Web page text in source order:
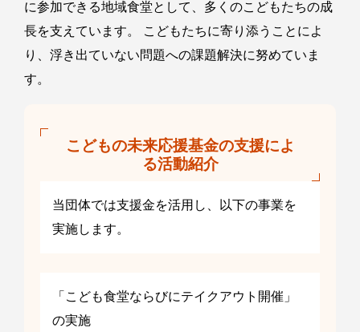
に参加できる地域食堂として、多くのこどもたちの成
長を支えています。 こどもたちに寄り添うことによ
り、浮き出ていない問題への課題解決に努めていま
す。
こどもの未来応援基金の支援によ
る活動紹介
当団体では支援金を活用し、以下の事業を
実施します。
「こども食堂ならびにテイクアウト開催」
の実施